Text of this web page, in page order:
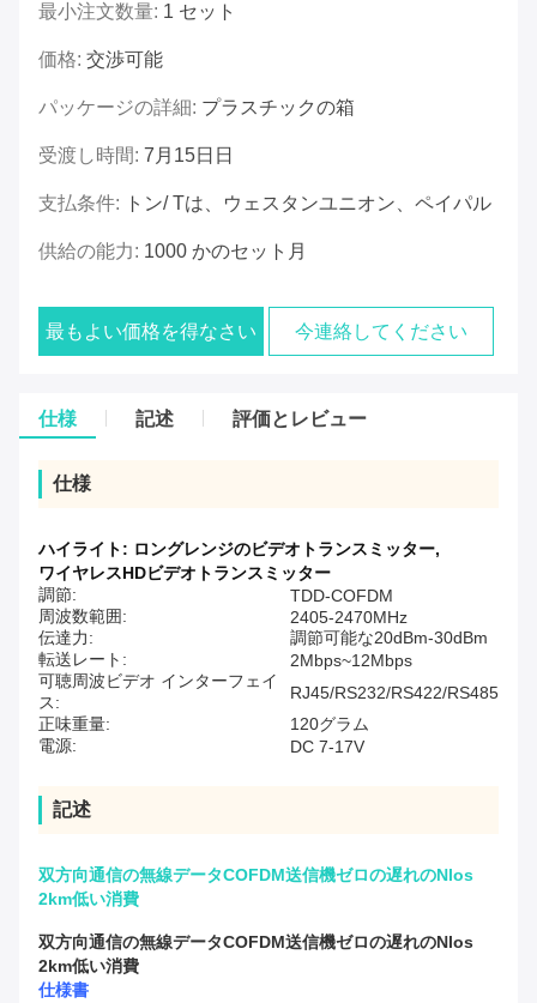
最小注文数量: 1 セット
価格: 交渉可能
パッケージの詳細: プラスチックの箱
受渡し時間: 7月15日日
支払条件: トン/ Tは、ウェスタンユニオン、ペイパル
供給の能力: 1000 かのセット月
最もよい価格を得なさい 今連絡してください
仕様 記述 評価とレビュー
仕様
ハイライト: ロングレンジのビデオトランスミッター,
ワイヤレスHDビデオトランスミッター
調節:
TDD-COFDM
周波数範囲:
2405-2470MHz
伝達力:
調節可能な20dBm-30dBm
転送レート:
2Mbps~12Mbps
可聴周波ビデオ インターフェイ
ス:
RJ45/RS232/RS422/RS485
正味重量:
120グラム
電源:
DC 7-17V
記述
双方向通信の無線データCOFDM送信機ゼロの遅れのNlos
2km低い消費
双方向通信の無線データCOFDM送信機ゼロの遅れのNlos
2km低い消費
仕様書